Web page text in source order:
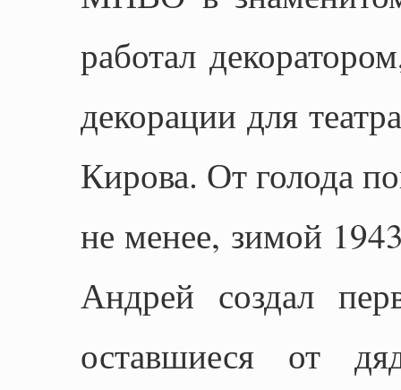
работал
декорации для
Кирова. От голода
не менее, зимой
Андрей создал
оставшиеся от